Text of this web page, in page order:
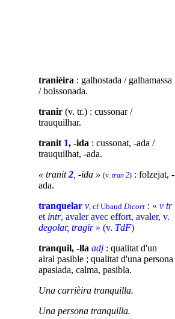
tranièira : galhostada / galhamassa
/ boissonada.
tranir (v. tr.) : cussonar /
trauquilhar.
tranit 1, -ida : cussonat, -ada /
trauquilhat, -ada.
« tranit2 , -ida » (v. tran 2) : folzejat, -
ada.
tranquelar v, cf Ubaud Dicort : « v tr
et intr, avaler avec effort, avaler, v.
degolar, tragir» (v. TdF)
tranquil, -lla adj : qualitat d'un
airal pasible ; qualitat d'una persona
apasiada, calma, pasibla.
Una carrièira tranquilla.
Una persona tranquilla.